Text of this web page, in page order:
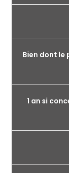
Bien dont le
1 an si